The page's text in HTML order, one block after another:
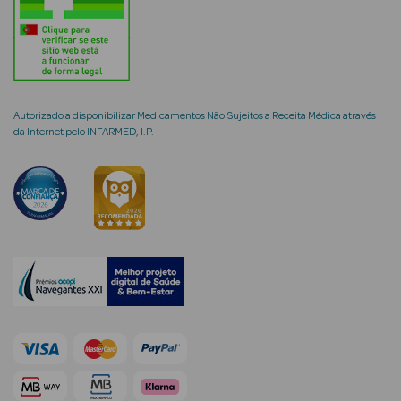
Cosmética
Rosto
Séruns Faciais
envelhecimento
Autorizado a disponibilizar Medicamentos Não Sujeitos a Receita Médica através
da Internet pelo INFARMED, I.P.